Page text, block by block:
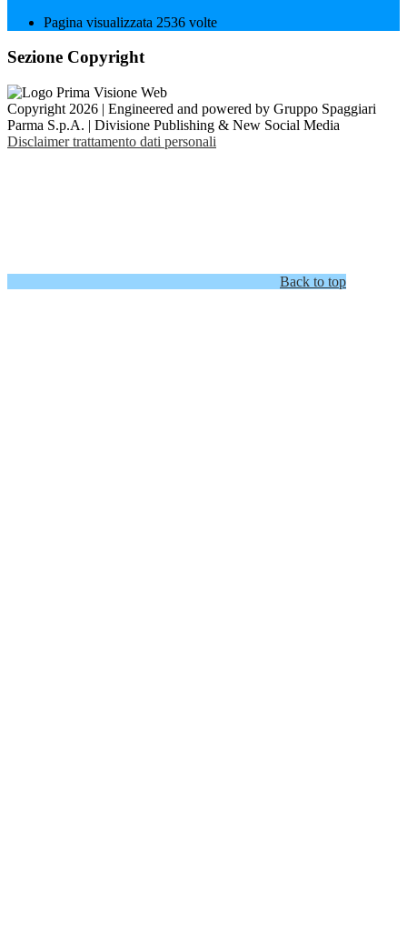
Pagina visualizzata 2536 volte
Sezione Copyright
Copyright 2026 | Engineered and powered by Gruppo Spaggiari
Parma S.p.A. | Divisione Publishing & New Social Media
Disclaimer trattamento dati personali
Back to top